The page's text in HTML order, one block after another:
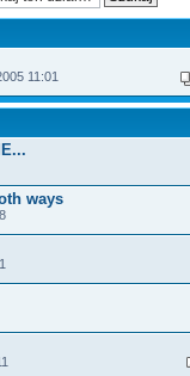
11:01
ways